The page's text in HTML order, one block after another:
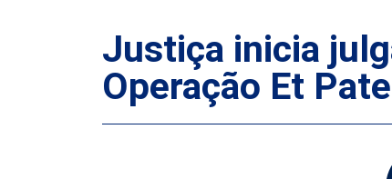
Justiça inicia
Operação Et